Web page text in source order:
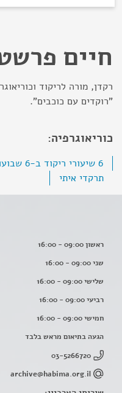
חיים
רקדן, מורה לריקוד
"רוקדים עם כוכבים".
כוריאוגרפיה:
6 שיעורי ריקוד ב-6 שבועות
תרקדי איתי
ראשון 09:00 - 16:00
שני 09:00 - 16:00
שלישי 09:00 - 16:00
רביעי 09:00 - 16:00
חמישי 09:00 - 16:00
הגעה בתיאום מראש בלבד
03-5266720
archive@habima.org.il